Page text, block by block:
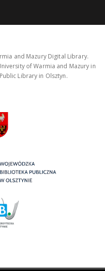
and Mazury Digital Library.
of Warmia and Mazury in
Library in Olsztyn.